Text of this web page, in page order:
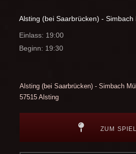
Alsting (bei Saarbrücken) - Simbach
Einlass: 19:00
Beginn: 19:30
Alsting (bei Saarbrücken) - Simbach
57515 Alsting
ZUM